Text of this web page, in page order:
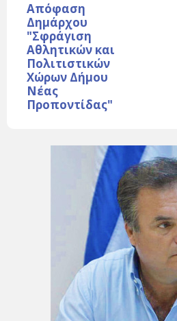
Απόφαση
Δημάρχου
"Σφράγιση
Αθλητικών και
Πολιτιστικών
Χώρων Δήμου
Νέας
Προποντίδας"